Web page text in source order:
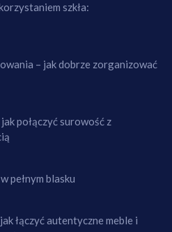
szkła:
– jak dobrze zorganizować
połączyć surowość z
pełnym blasku
łączyć autentyczne meble i